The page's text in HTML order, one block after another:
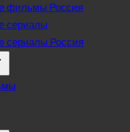
фильмы Россия
сериалы
сериалы Россия